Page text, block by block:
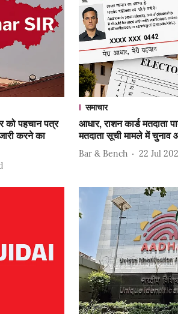
को पहचान पत्र
करने का
समाचार
आधार, राशन कार्ड मतदाता
मतदाता सूची मामले में चुनाव
Bar & Bench 22 Jul